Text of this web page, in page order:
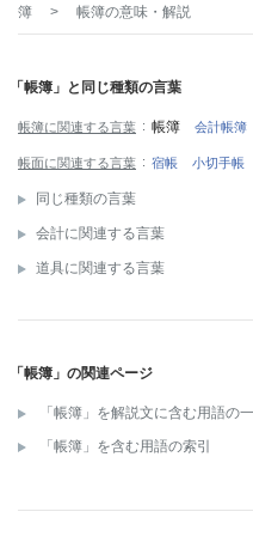
簿
> 帳簿の意味・解説
「帳簿」と同じ種類の言葉
帳簿に関連する言葉 帳簿 会計帳簿
帳面に関連する言葉 宿帳 小切手帳
同じ種類の言葉
会計に関連する言葉
道具に関連する言葉
「帳簿」の関連ページ
「帳簿」を解説文に含む用語の
「帳簿」を含む用語の索引